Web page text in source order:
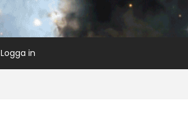
Logga in